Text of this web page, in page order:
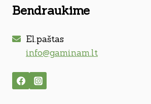
Bendraukime
El.paštas
info@gaminam.lt